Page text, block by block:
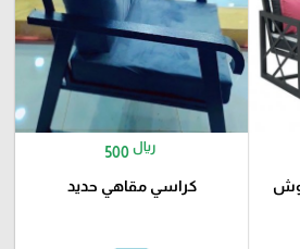
500 ريال
كراسي مقاهي حديد